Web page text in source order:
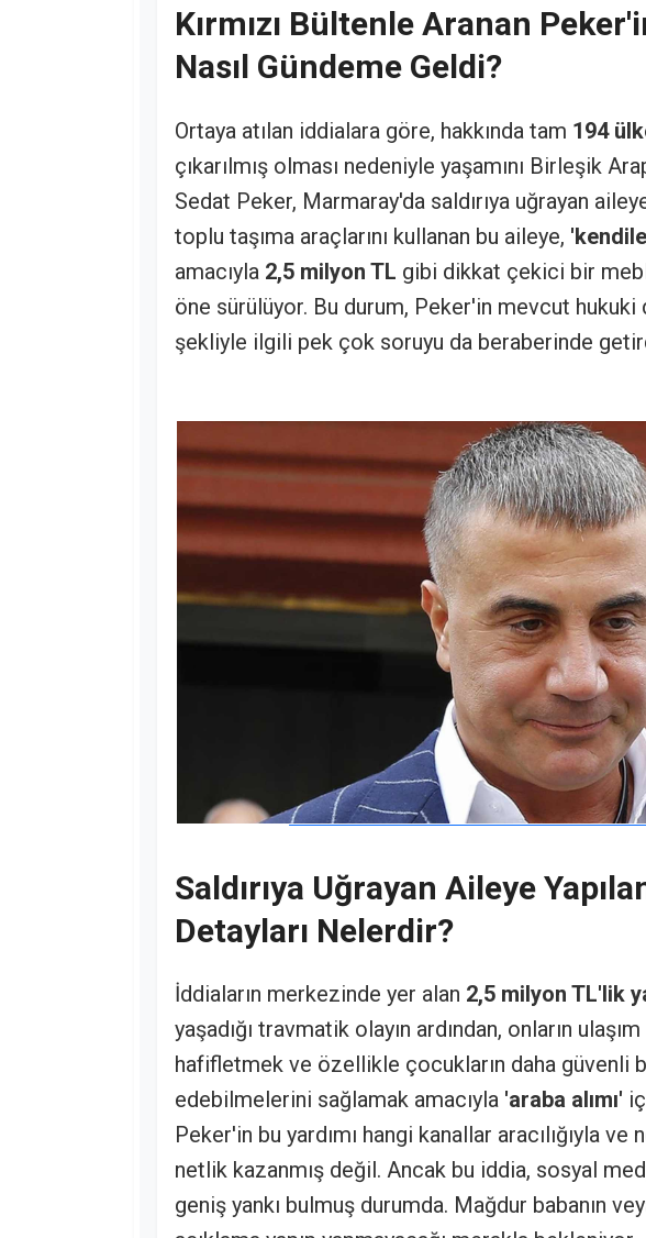
Kırmızı Bültenle Aranan
Nasıl Gündeme Geldi?
Ortaya atılan iddialara göre, hakkında tam 194
çıkarılmış olması nedeniyle yaşamını Birleşik
Sedat Peker, Marmaray'da saldırıya uğrayan
toplu taşıma araçlarını kullanan bu aileye,
amacıyla 2,5 milyon TL gibi dikkat çekici bir
öne sürülüyor. Bu durum, Peker'in mevcut hukuki
şekliyle ilgili pek çok soruyu da beraberinde
Saldırıya Uğrayan Aileye
Detayları Nelerdir?
İddiaların merkezinde yer alan 2,5 milyon TL'lik
yaşadığı travmatik olayın ardından, onların
hafifletmek ve özellikle çocukların daha güvenli
edebilmelerini sağlamak amacıyla 'araba alımı'
Peker'in bu yardımı hangi kanallar aracılığıyla ve
netlik kazanmış değil. Ancak bu iddia, sosyal
geniş yankı bulmuş durumda. Mağdur babanın